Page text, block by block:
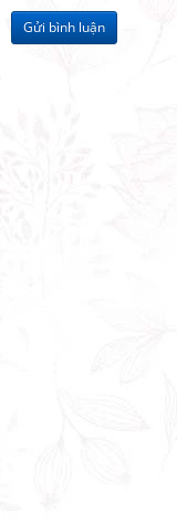
Gửi bình luận